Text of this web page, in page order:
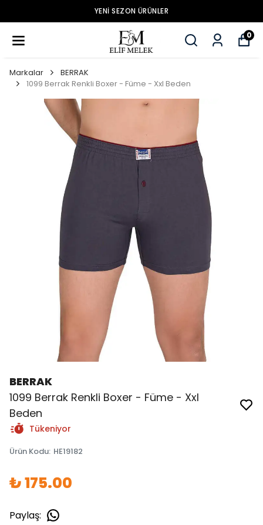
YENİ SEZON ÜRÜNLER
0
Markalar
BERRAK
1099 Berrak Renkli Boxer - Füme - Xxl Beden
BERRAK
1099 Berrak Renkli Boxer - Füme - Xxl
Beden
Tükeniyor
Ürün Kodu: HE19182
₺ 175.00
Paylaş: